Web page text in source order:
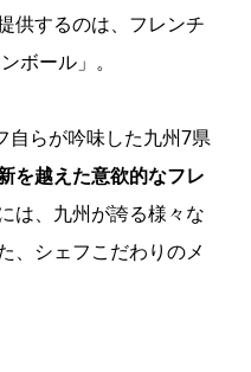
供するのは、フレンチ
ボール」。
自らが吟味した九州7県
を越えた意欲的なフレ
は、九州が誇る様々な
、シェフこだわりのメ